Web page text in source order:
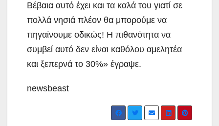
Βέβαια αυτό έχει και τα καλά του γιατί σε
πολλά νησιά πλέον θα μπορούμε να
πηγαίνουμε οδικώς! Η πιθανότητα να
συμβεί αυτό δεν είναι καθόλου αμελητέα
και ξεπερνά το 30%» έγραψε.
newsbeast